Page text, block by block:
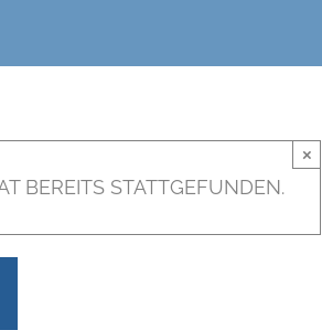
BEREITS STATTGEFUNDEN.
×